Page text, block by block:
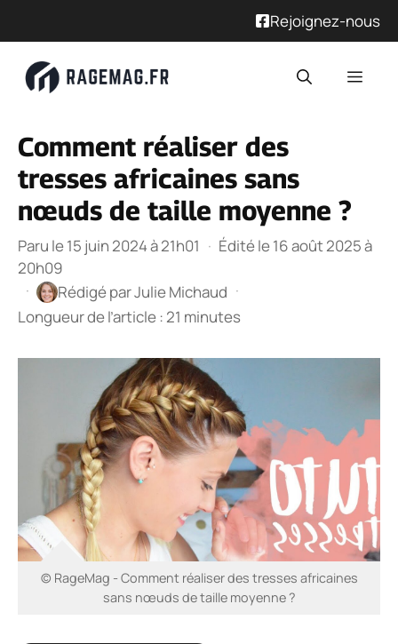
Rejoignez-nous
Comment réaliser des
tresses africaines sans
nœuds de taille moyenne ?
Paru le 15 juin 2024 à 21h01 · Édité le 16 août 2025 à
20h09
·
Rédigé parJulie Michaud ·
Longueur de l’article : 21 minutes
© RageMag - Comment réaliser des tresses africaines
sans nœuds de taille moyenne ?